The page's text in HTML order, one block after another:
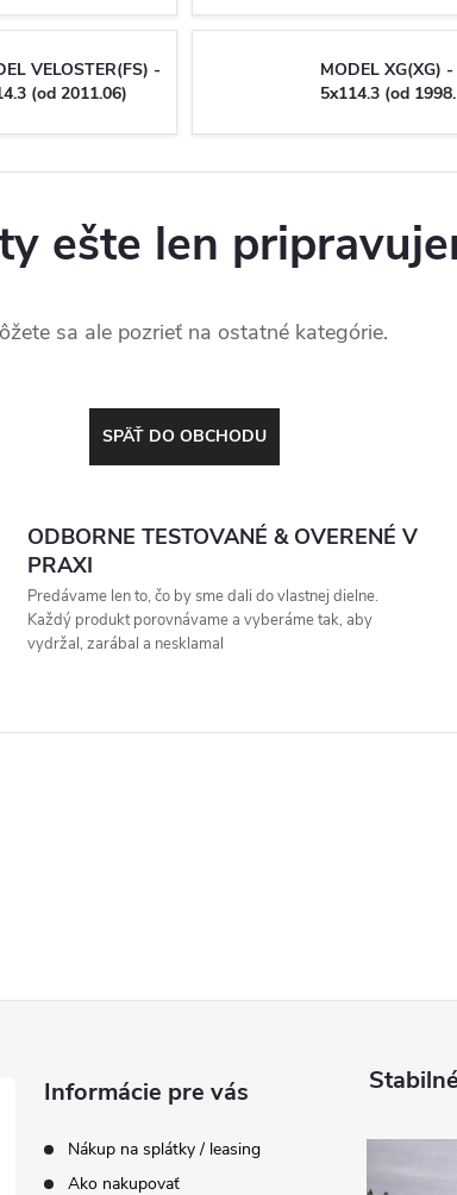
VELOSTER(FS) -
(od 2011.06)
MODEL XG(XG) -
5x114.3 (od
ešte len
sa ale pozrieť na ostatné kategórie.
SPÄŤ DO OBCHODU
ODBORNE TESTOVANÉ & OVERENÉ V
PRAXI
Predávame len to, čo by sme dali do vlastnej dielne.
Každý produkt porovnávame a vyberáme tak, aby
vydržal, zarábal a nesklamal
Informácie pre vás
Nákup na splátky / leasing
Ako nakupovať